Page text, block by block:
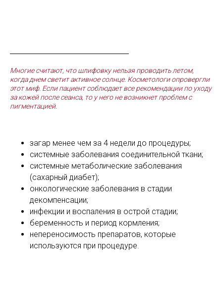
Многие считают, что шлифовку нельзя проводить летом,
когда днем светит активное солнце. Косметологи опровергли
этот миф. Если пациент соблюдает все рекомендации по уходу
за кожей после сеанса, то у него не возникнет проблем с
пигментацией.
загар менее чем за 4 недели до процедуры;
системные заболевания соединительной ткани;
системные метаболические заболевания
(сахарный диабет);
онкологические заболевания в стадии
декомпенсации;
инфекции и воспаления в острой стадии;
беременность и период кормления;
непереносимость препаратов, которые
используются при процедуре.